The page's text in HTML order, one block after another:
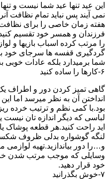
این عید تنها عید شما نیست و
نمی آیند پس نباید تمام نظافت
هفته زمان خاصی را برای نظافت
فرزندان و همسر خود تقسیم
را مرتب کرده اسباب بازیها و
گردگیری قفسه ها سرجای خود
شما برمیدارد بلکه عادات خوبی
۶-کارها را ساده کنید
گاهی تمیز کردن دور و اطراف
انداختن آن به نظر میرسد اما
بود.با کمی نظم و ترتیب خرده
لباسی که دیگر اندازه تان
اید راحت کنید.هر قطعه پوشاک
لنگه گوشواره بدلی ظروف
و…را دور بیاندازید.تهیه
وسایلی که موجب مرتب شدن
خود قرار دهید.
۷-خوش بگذرانید